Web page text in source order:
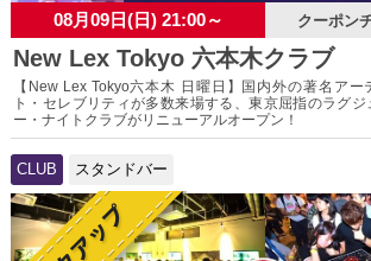
08月09日(日) 21:00～ クーポン
New Lex Tokyo 六本木クラブ
【New Lex Tokyo六本木 日曜日】国内外の著名アー
ト・セレブリティが多数来場する、東京屈指のラグジ
ー・ナイトクラブがリニューアルオープン！
CLUB スタンドバー